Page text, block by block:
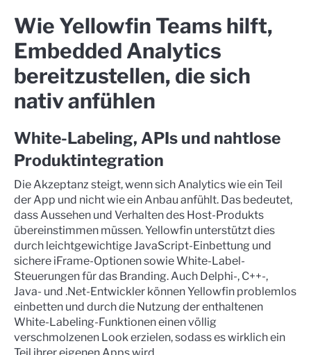
Wie Yellowfin Teams hilft,
Embedded Analytics
bereitzustellen, die sich
nativ anfühlen
White-Labeling, APIs und nahtlose
Produktintegration
Die Akzeptanz steigt, wenn sich Analytics wie ein Teil
der App und nicht wie ein Anbau anfühlt. Das bedeutet,
dass Aussehen und Verhalten des Host-Produkts
übereinstimmen müssen. Yellowfin unterstützt dies
durch leichtgewichtige JavaScript-Einbettung und
sichere iFrame-Optionen sowie White-Label-
Steuerungen für das Branding. Auch Delphi-, C++-,
Java- und .Net-Entwickler können Yellowfin problemlos
einbetten und durch die Nutzung der enthaltenen
White-Labeling-Funktionen einen völlig
verschmolzenen Look erzielen, sodass es wirklich ein